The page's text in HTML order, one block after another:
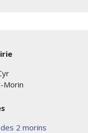
Morin
2 morins